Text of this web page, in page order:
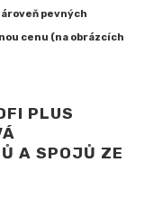
pevných
cenu (na obrázcích
PLUS
A SPOJŮ ZE